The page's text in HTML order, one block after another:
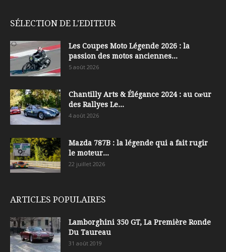
SÉLECTION DE L'EDITEUR
Les Coupes Moto Légende 2026 : la
passion des motos anciennes...
5 août 2026
Chantilly Arts & Élégance 2024 : au cœur
des Rallyes Le...
4 août 2026
Mazda 787B : la légende qui a fait rugir
le moteur...
22 juillet 2026
ARTICLES POPULAIRES
Lamborghini 350 GT, La Première Ronde
Du Taureau
31 août 2019